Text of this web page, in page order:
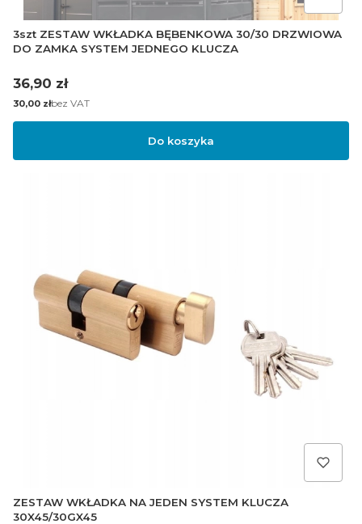
3szt ZESTAW WKŁADKA BĘBENKOWA 30/30 DRZWIOWA
DO ZAMKA SYSTEM JEDNEGO KLUCZA
Cena
36,90 zł
Cena
30,00 złbez VAT
Do koszyka
ZESTAW WKŁADKA NA JEDEN SYSTEM KLUCZA
30X45/30GX45